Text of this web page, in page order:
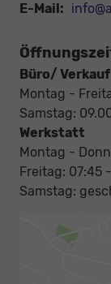
E-Mail:
Büro/ Verkauf
Montag -
Samstag:
Werkstatt
Montag -
Freitag: 07:45
Samstag: